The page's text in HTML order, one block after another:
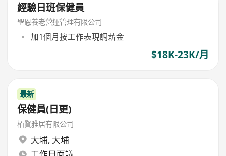
經驗日班保健員
聖恩養老營運管理有限公司
加1個月按工作表現調薪金
$18K-23K/月
最新
保健員(日更)
栢賢雅居有限公司
大埔, 大埔